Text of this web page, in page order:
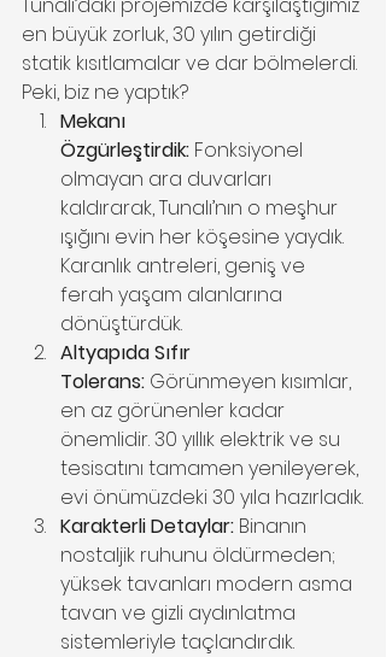
en büyük zorluk, 30 yılın getirdiği
statik kısıtlamalar ve dar bölmelerdi.
Peki, biz ne yaptık?
Mekanı
Özgürleştirdik: Fonksiyonel
olmayan ara duvarları
kaldırarak, Tunalı’nın o meşhur
ışığını evin her köşesine yaydık.
Karanlık antreleri, geniş ve
ferah yaşam alanlarına
dönüştürdük.
Altyapıda Sıfır
Tolerans: Görünmeyen kısımlar,
en az görünenler kadar
önemlidir. 30 yıllık elektrik ve su
tesisatını tamamen yenileyerek,
evi önümüzdeki 30 yıla hazırladık.
Karakterli Detaylar: Binanın
nostaljik ruhunu öldürmeden;
yüksek tavanları modern asma
tavan ve gizli aydınlatma
sistemleriyle taçlandırdık.